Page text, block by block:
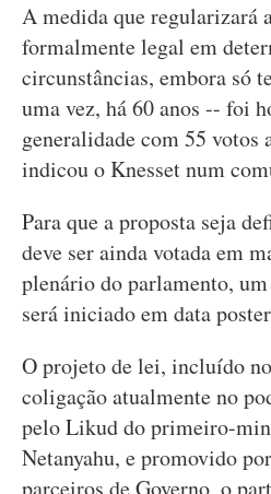
A medida que regularizará
formalmente legal em
circunstâncias, embora só
uma vez, há 60 anos -- foi
generalidade com 55 votos
indicou o Knesset num
Para que a proposta seja
deve ser ainda votada em
plenário do parlamento,
será iniciado em data
O projeto de lei, incluído
coligação atualmente no
pelo Likud do primeiro-
Netanyahu, e promovido
parceiros de Governo, o